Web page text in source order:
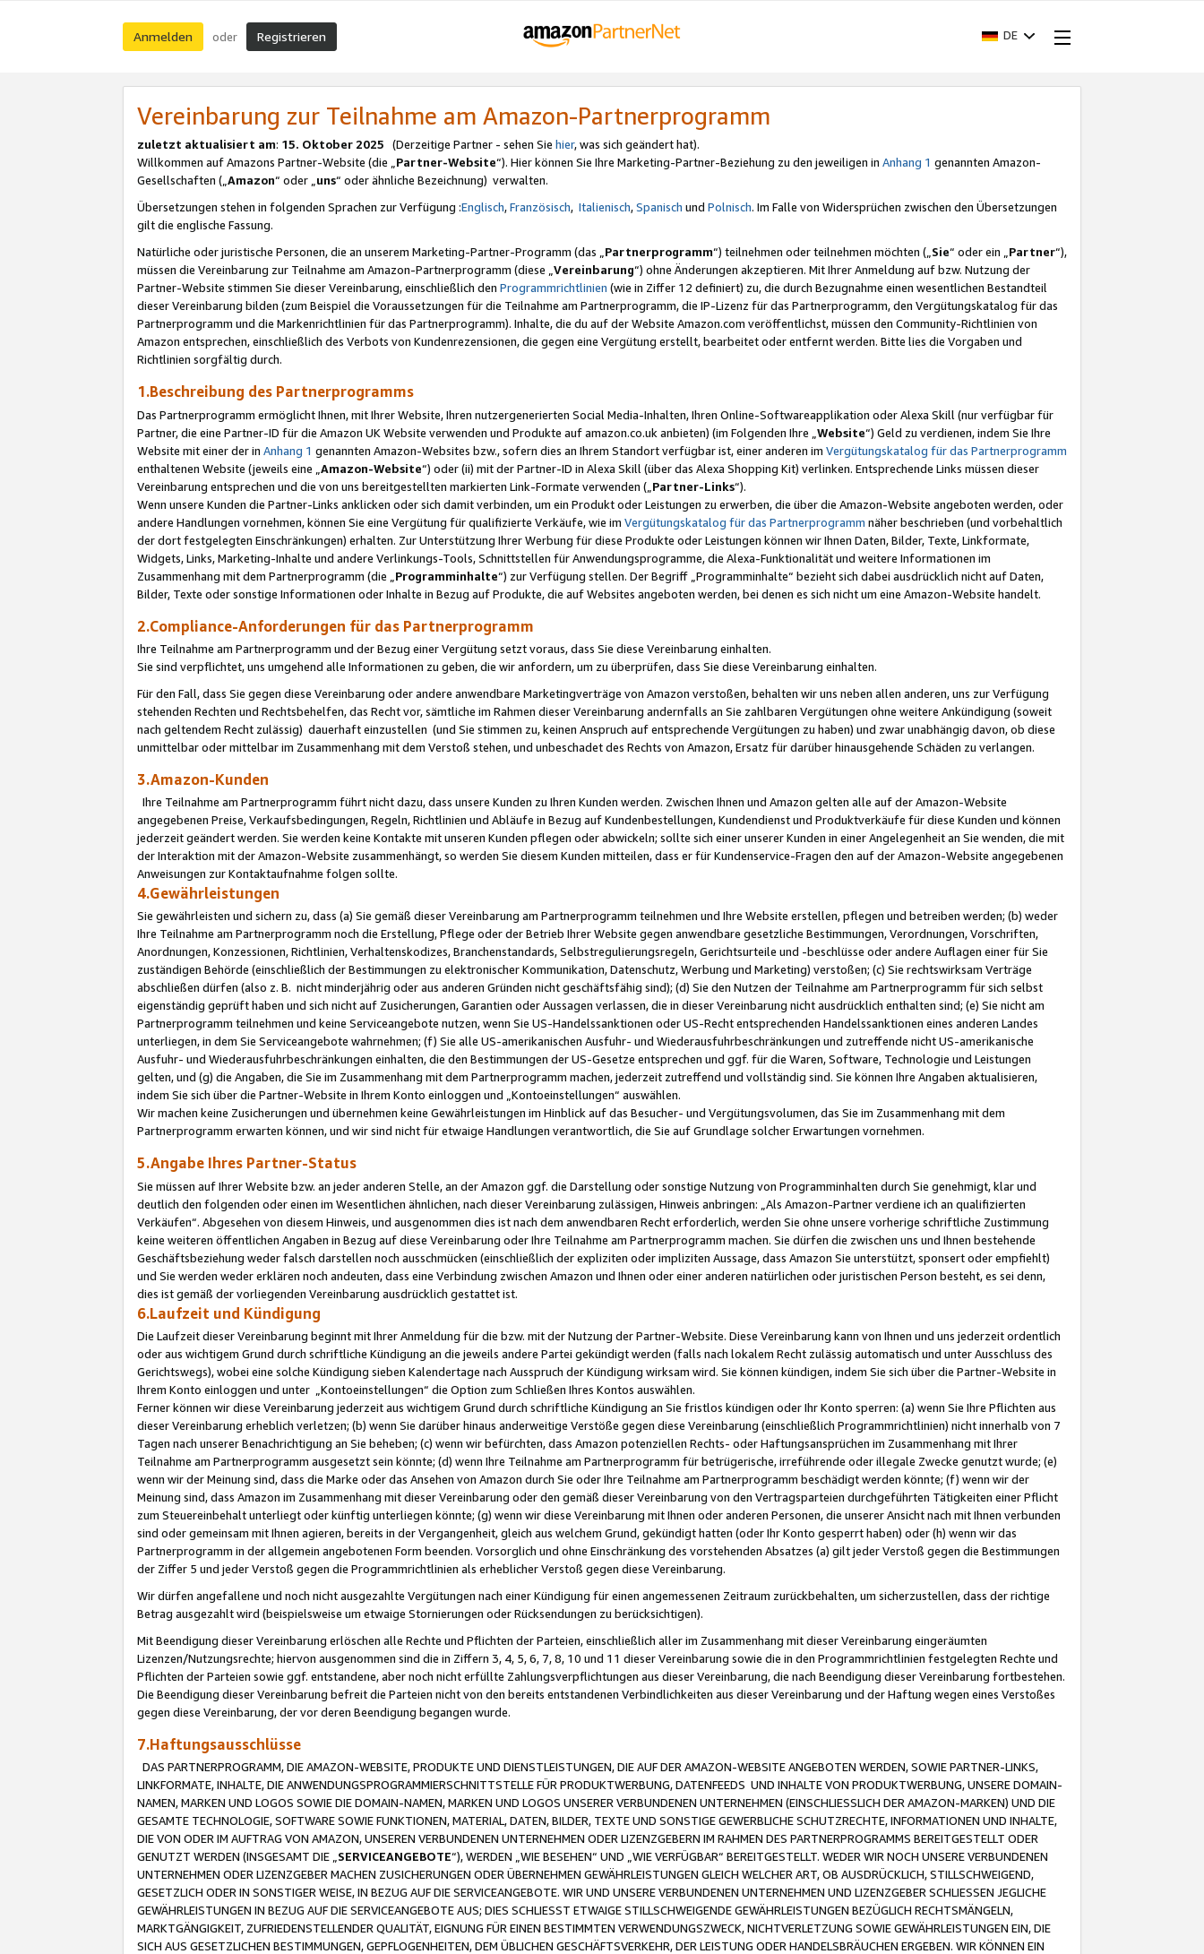
Anmelden oder Registrieren DE
Vereinbarung zur Teilnahme am Amazon-Partnerprogramm
zuletzt aktualisiert am: 15. Oktober 2025 (Derzeitige Partner - sehen Sie hier, was sich geändert hat).
Willkommen auf Amazons Partner-Website (die „Partner-Website“). Hier können Sie Ihre Marketing-Partner-Beziehung zu den jeweiligen in Anhang 1 genannten Amazon-
Gesellschaften („Amazon“ oder „uns“ oder ähnliche Bezeichnung) verwalten.
Übersetzungen stehen in folgenden Sprachen zur Verfügung :Englisch,Französisch, Italienisch,Spanisch und Polnisch. Im Falle von Widersprüchen zwischen den Übersetzungen
gilt die englische Fassung.
Natürliche oder juristische Personen, die an unserem Marketing-Partner-Programm (das „Partnerprogramm“) teilnehmen oder teilnehmen möchten („Sie“ oder ein „Partner“),
müssen die Vereinbarung zur Teilnahme am Amazon-Partnerprogramm (diese „Vereinbarung“) ohne Änderungen akzeptieren. Mit Ihrer Anmeldung auf bzw. Nutzung der
Partner-Website stimmen Sie dieser Vereinbarung, einschließlich den Programmrichtlinien (wie in Ziffer 12 definiert) zu, die durch Bezugnahme einen wesentlichen Bestandteil
dieser Vereinbarung bilden (zum Beispiel die Voraussetzungen für die Teilnahme am Partnerprogramm, die IP-Lizenz für das Partnerprogramm, den Vergütungskatalog für das
Partnerprogramm und die Markenrichtlinien für das Partnerprogramm). Inhalte, die du auf der Website Amazon.com veröffentlichst, müssen den Community-Richtlinien von
Amazon entsprechen, einschließlich des Verbots von Kundenrezensionen, die gegen eine Vergütung erstellt, bearbeitet oder entfernt werden. Bitte lies die Vorgaben und
Richtlinien sorgfältig durch.
1.Beschreibung des Partnerprogramms
Das Partnerprogramm ermöglicht Ihnen, mit Ihrer Website, Ihren nutzergenerierten Social Media-Inhalten, Ihren Online-Softwareapplikation oder Alexa Skill (nur verfügbar für
Partner, die eine Partner-ID für die Amazon UK Website verwenden und Produkte auf amazon.co.uk anbieten) (im Folgenden Ihre „ Website“) Geld zu verdienen, indem Sie Ihre
Website mit einer der in Anhang 1 genannten Amazon-Websites bzw., sofern dies an Ihrem Standort verfügbar ist, einer anderen im Vergütungskatalog für das Partnerprogramm
enthaltenen Website (jeweils eine „ Amazon-Website“) oder (ii) mit der Partner-ID in Alexa Skill (über das Alexa Shopping Kit) verlinken. Entsprechende Links müssen dieser
Vereinbarung entsprechen und die von uns bereitgestellten markierten Link-Formate verwenden („ Partner-Links“).
Wenn unsere Kunden die Partner-Links anklicken oder sich damit verbinden, um ein Produkt oder Leistungen zu erwerben, die über die Amazon-Website angeboten werden, oder
andere Handlungen vornehmen, können Sie eine Vergütung für qualifizierte Verkäufe, wie im Vergütungskatalog für das Partnerprogramm näher beschrieben (und vorbehaltlich
der dort festgelegten Einschränkungen) erhalten. Zur Unterstützung Ihrer Werbung für diese Produkte oder Leistungen können wir Ihnen Daten, Bilder, Texte, Linkformate,
Widgets, Links, Marketing-Inhalte und andere Verlinkungs-Tools, Schnittstellen für Anwendungsprogramme, die Alexa-Funktionalität und weitere Informationen im
Zusammenhang mit dem Partnerprogramm (die „ Programminhalte“) zur Verfügung stellen. Der Begriff „Programminhalte“ bezieht sich dabei ausdrücklich nicht auf Daten,
Bilder, Texte oder sonstige Informationen oder Inhalte in Bezug auf Produkte, die auf Websites angeboten werden, bei denen es sich nicht um eine Amazon-Website handelt.
2.Compliance-Anforderungen für das Partnerprogramm
Ihre Teilnahme am Partnerprogramm und der Bezug einer Vergütung setzt voraus, dass Sie diese Vereinbarung einhalten.
Sie sind verpflichtet, uns umgehend alle Informationen zu geben, die wir anfordern, um zu überprüfen, dass Sie diese Vereinbarung einhalten.
Für den Fall, dass Sie gegen diese Vereinbarung oder andere anwendbare Marketingverträge von Amazon verstoßen, behalten wir uns neben allen anderen, uns zur Verfügung
stehenden Rechten und Rechtsbehelfen, das Recht vor, sämtliche im Rahmen dieser Vereinbarung andernfalls an Sie zahlbaren Vergütungen ohne weitere Ankündigung (soweit
nach geltendem Recht zulässig) dauerhaft einzustellen (und Sie stimmen zu, keinen Anspruch auf entsprechende Vergütungen zu haben) und zwar unabhängig davon, ob diese
unmittelbar oder mittelbar im Zusammenhang mit dem Verstoß stehen, und unbeschadet des Rechts von Amazon, Ersatz für darüber hinausgehende Schäden zu verlangen.
3.Amazon-Kunden
Ihre Teilnahme am Partnerprogramm führt nicht dazu, dass unsere Kunden zu Ihren Kunden werden. Zwischen Ihnen und Amazon gelten alle auf der Amazon-Website
angegebenen Preise, Verkaufsbedingungen, Regeln, Richtlinien und Abläufe in Bezug auf Kundenbestellungen, Kundendienst und Produktverkäufe für diese Kunden und können
jederzeit geändert werden. Sie werden keine Kontakte mit unseren Kunden pflegen oder abwickeln; sollte sich einer unserer Kunden in einer Angelegenheit an Sie wenden, die mit
der Interaktion mit der Amazon-Website zusammenhängt, so werden Sie diesem Kunden mitteilen, dass er für Kundenservice-Fragen den auf der Amazon-Website angegebenen
Anweisungen zur Kontaktaufnahme folgen sollte.
4.Gewährleistungen
Sie gewährleisten und sichern zu, dass (a) Sie gemäß dieser Vereinbarung am Partnerprogramm teilnehmen und Ihre Website erstellen, pflegen und betreiben werden; (b) weder
Ihre Teilnahme am Partnerprogramm noch die Erstellung, Pflege oder der Betrieb Ihrer Website gegen anwendbare gesetzliche Bestimmungen, Verordnungen, Vorschriften,
Anordnungen, Konzessionen, Richtlinien, Verhaltenskodizes, Branchenstandards, Selbstregulierungsregeln, Gerichtsurteile und -beschlüsse oder andere Auflagen einer für Sie
zuständigen Behörde (einschließlich der Bestimmungen zu elektronischer Kommunikation, Datenschutz, Werbung und Marketing) verstoßen; (c) Sie rechtswirksam Verträge
abschließen dürfen (also z. B. nicht minderjährig oder aus anderen Gründen nicht geschäftsfähig sind); (d) Sie den Nutzen der Teilnahme am Partnerprogramm für sich selbst
eigenständig geprüft haben und sich nicht auf Zusicherungen, Garantien oder Aussagen verlassen, die in dieser Vereinbarung nicht ausdrücklich enthalten sind; (e) Sie nicht am
Partnerprogramm teilnehmen und keine Serviceangebote nutzen, wenn Sie US-Handelssanktionen oder US-Recht entsprechenden Handelssanktionen eines anderen Landes
unterliegen, in dem Sie Serviceangebote wahrnehmen; (f) Sie alle US-amerikanischen Ausfuhr- und Wiederausfuhrbeschränkungen und zutreffende nicht US-amerikanische
Ausfuhr- und Wiederausfuhrbeschränkungen einhalten, die den Bestimmungen der US-Gesetze entsprechen und ggf. für die Waren, Software, Technologie und Leistungen
gelten, und (g) die Angaben, die Sie im Zusammenhang mit dem Partnerprogramm machen, jederzeit zutreffend und vollständig sind. Sie können Ihre Angaben aktualisieren,
indem Sie sich über die Partner-Website in Ihrem Konto einloggen und „Kontoeinstellungen“ auswählen.
Wir machen keine Zusicherungen und übernehmen keine Gewährleistungen im Hinblick auf das Besucher- und Vergütungsvolumen, das Sie im Zusammenhang mit dem
Partnerprogramm erwarten können, und wir sind nicht für etwaige Handlungen verantwortlich, die Sie auf Grundlage solcher Erwartungen vornehmen.
5.Angabe Ihres Partner-Status
Sie müssen auf Ihrer Website bzw. an jeder anderen Stelle, an der Amazon ggf. die Darstellung oder sonstige Nutzung von Programminhalten durch Sie genehmigt, klar und
deutlich den folgenden oder einen im Wesentlichen ähnlichen, nach dieser Vereinbarung zulässigen, Hinweis anbringen: „Als Amazon-Partner verdiene ich an qualifizierten
Verkäufen“. Abgesehen von diesem Hinweis, und ausgenommen dies ist nach dem anwendbaren Recht erforderlich, werden Sie ohne unsere vorherige schriftliche Zustimmung
keine weiteren öffentlichen Angaben in Bezug auf diese Vereinbarung oder Ihre Teilnahme am Partnerprogramm machen. Sie dürfen die zwischen uns und Ihnen bestehende
Geschäftsbeziehung weder falsch darstellen noch ausschmücken (einschließlich der expliziten oder impliziten Aussage, dass Amazon Sie unterstützt, sponsert oder empfiehlt)
und Sie werden weder erklären noch andeuten, dass eine Verbindung zwischen Amazon und Ihnen oder einer anderen natürlichen oder juristischen Person besteht, es sei denn,
dies ist gemäß der vorliegenden Vereinbarung ausdrücklich gestattet ist.
6.Laufzeit und Kündigung
Die Laufzeit dieser Vereinbarung beginnt mit Ihrer Anmeldung für die bzw. mit der Nutzung der Partner-Website. Diese Vereinbarung kann von Ihnen und uns jederzeit ordentlich
oder aus wichtigem Grund durch schriftliche Kündigung an die jeweils andere Partei gekündigt werden (falls nach lokalem Recht zulässig automatisch und unter Ausschluss des
Gerichtswegs), wobei eine solche Kündigung sieben Kalendertage nach Ausspruch der Kündigung wirksam wird. Sie können kündigen, indem Sie sich über die Partner-Website in
Ihrem Konto einloggen und unter „Kontoeinstellungen“ die Option zum Schließen Ihres Kontos auswählen.
Ferner können wir diese Vereinbarung jederzeit aus wichtigem Grund durch schriftliche Kündigung an Sie fristlos kündigen oder Ihr Konto sperren: (a) wenn Sie Ihre Pflichten aus
dieser Vereinbarung erheblich verletzen; (b) wenn Sie darüber hinaus anderweitige Verstöße gegen diese Vereinbarung (einschließlich Programmrichtlinien) nicht innerhalb von 7
Tagen nach unserer Benachrichtigung an Sie beheben; (c) wenn wir befürchten, dass Amazon potenziellen Rechts- oder Haftungsansprüchen im Zusammenhang mit Ihrer
Teilnahme am Partnerprogramm ausgesetzt sein könnte; (d) wenn Ihre Teilnahme am Partnerprogramm für betrügerische, irreführende oder illegale Zwecke genutzt wurde; (e)
wenn wir der Meinung sind, dass die Marke oder das Ansehen von Amazon durch Sie oder Ihre Teilnahme am Partnerprogramm beschädigt werden könnte; (f) wenn wir der
Meinung sind, dass Amazon im Zusammenhang mit dieser Vereinbarung oder den gemäß dieser Vereinbarung von den Vertragsparteien durchgeführten Tätigkeiten einer Pflicht
zum Steuereinbehalt unterliegt oder künftig unterliegen könnte; (g) wenn wir diese Vereinbarung mit Ihnen oder anderen Personen, die unserer Ansicht nach mit Ihnen verbunden
sind oder gemeinsam mit Ihnen agieren, bereits in der Vergangenheit, gleich aus welchem Grund, gekündigt hatten (oder Ihr Konto gesperrt haben) oder (h) wenn wir das
Partnerprogramm in der allgemein angebotenen Form beenden. Vorsorglich und ohne Einschränkung des vorstehenden Absatzes (a) gilt jeder Verstoß gegen die Bestimmungen
der Ziffer 5 und jeder Verstoß gegen die Programmrichtlinien als erheblicher Verstoß gegen diese Vereinbarung.
Wir dürfen angefallene und noch nicht ausgezahlte Vergütungen nach einer Kündigung für einen angemessenen Zeitraum zurückbehalten, um sicherzustellen, dass der richtige
Betrag ausgezahlt wird (beispielsweise um etwaige Stornierungen oder Rücksendungen zu berücksichtigen).
Mit Beendigung dieser Vereinbarung erlöschen alle Rechte und Pflichten der Parteien, einschließlich aller im Zusammenhang mit dieser Vereinbarung eingeräumten
Lizenzen/Nutzungsrechte; hiervon ausgenommen sind die in Ziffern 3, 4, 5, 6, 7, 8, 10 und 11 dieser Vereinbarung sowie die in den Programmrichtlinien festgelegten Rechte und
Pflichten der Parteien sowie ggf. entstandene, aber noch nicht erfüllte Zahlungsverpflichtungen aus dieser Vereinbarung, die nach Beendigung dieser Vereinbarung fortbestehen.
Die Beendigung dieser Vereinbarung befreit die Parteien nicht von den bereits entstandenen Verbindlichkeiten aus dieser Vereinbarung und der Haftung wegen eines Verstoßes
gegen diese Vereinbarung, der vor deren Beendigung begangen wurde.
7.Haftungsausschlüsse
DAS PARTNERPROGRAMM, DIE AMAZON-WEBSITE, PRODUKTE UND DIENSTLEISTUNGEN, DIE AUF DER AMAZON-WEBSITE ANGEBOTEN WERDEN, SOWIE PARTNER-LINKS,
LINKFORMATE, INHALTE, DIE ANWENDUNGSPROGRAMMIERSCHNITTSTELLE FÜR PRODUKTWERBUNG, DATENFEEDS UND INHALTE VON PRODUKTWERBUNG, UNSERE DOMAIN-
NAMEN, MARKEN UND LOGOS SOWIE DIE DOMAIN-NAMEN, MARKEN UND LOGOS UNSERER VERBUNDENEN UNTERNEHMEN (EINSCHLIESSLICH DER AMAZON-MARKEN) UND DIE
GESAMTE TECHNOLOGIE, SOFTWARE SOWIE FUNKTIONEN, MATERIAL, DATEN, BILDER, TEXTE UND SONSTIGE GEWERBLICHE SCHUTZRECHTE, INFORMATIONEN UND INHALTE,
DIE VON ODER IM AUFTRAG VON AMAZON, UNSEREN VERBUNDENEN UNTERNEHMEN ODER LIZENZGEBERN IM RAHMEN DES PARTNERPROGRAMMS BEREITGESTELLT ODER
GENUTZT WERDEN (INSGESAMT DIE „ SERVICEANGEBOTE“), WERDEN „WIE BESEHEN“ UND „WIE VERFÜGBAR“ BEREITGESTELLT. WEDER WIR NOCH UNSERE VERBUNDENEN
UNTERNEHMEN ODER LIZENZGEBER MACHEN ZUSICHERUNGEN ODER ÜBERNEHMEN GEWÄHRLEISTUNGEN GLEICH WELCHER ART, OB AUSDRÜCKLICH, STILLSCHWEIGEND,
GESETZLICH ODER IN SONSTIGER WEISE, IN BEZUG AUF DIE SERVICEANGEBOTE. WIR UND UNSERE VERBUNDENEN UNTERNEHMEN UND LIZENZGEBER SCHLIESSEN JEGLICHE
GEWÄHRLEISTUNGEN IN BEZUG AUF DIE SERVICEANGEBOTE AUS; DIES SCHLIESST ETWAIGE STILLSCHWEIGENDE GEWÄHRLEISTUNGEN BEZÜGLICH RECHTSMÄNGELN,
MARKTGÄNGIGKEIT, ZUFRIEDENSTELLENDER QUALITÄT, EIGNUNG FÜR EINEN BESTIMMTEN VERWENDUNGSZWECK, NICHTVERLETZUNG SOWIE GEWÄHRLEISTUNGEN EIN, DIE
SICH AUS GESETZLICHEN BESTIMMUNGEN, GEPFLOGENHEITEN, DEM ÜBLICHEN GESCHÄFTSVERKEHR, DER LEISTUNG ODER HANDELSBRÄUCHEN ERGEBEN. WIR KÖNNEN EIN